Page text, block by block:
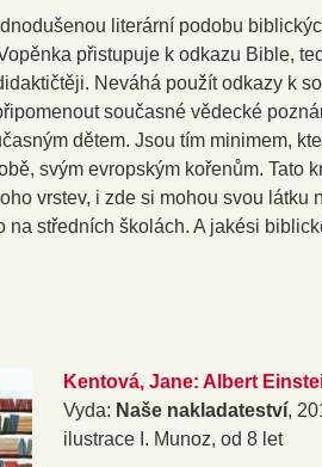
literární podobu
přistupuje k odkazu Bible,
Neváhá použít odkazy k
současné vědecké
dětem. Jsou tím minimem,
svým evropským kořenům. Tato
vrstev, i zde si mohou svou látku
na středních školách. A jakési
Kentová, Jane: Albert
Vyda: Naše nakladateství,
ilustrace I. Munoz, od 8 let